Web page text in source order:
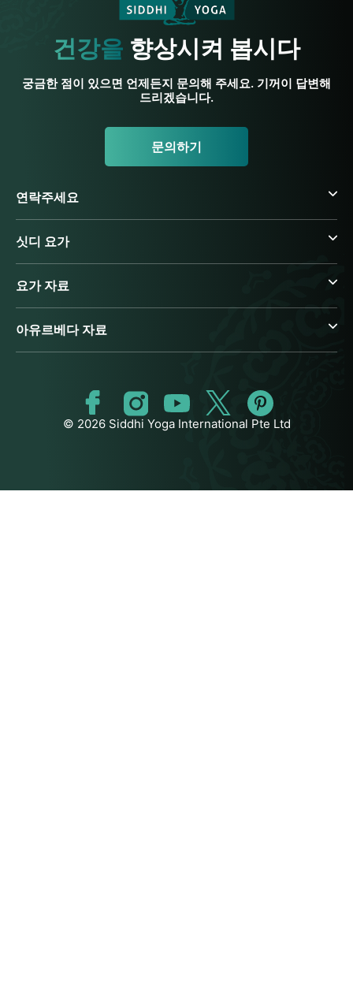
건강을 향상시켜 봅시다
궁금한 점이 있으면 언제든지 문의해 주세요. 기꺼이 답변해
드리겠습니다.
문의하기
연락주세요
싯디 요가
요가 자료
아유르베다 자료
© 2026 Siddhi Yoga International Pte Ltd